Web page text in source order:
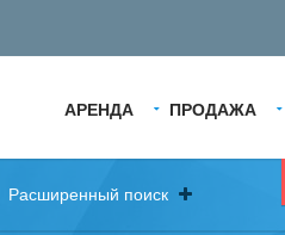
АРЕНДА ПРОДАЖА
Расширенный поиск